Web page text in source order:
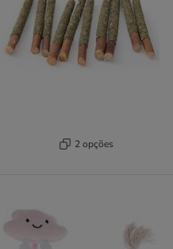
2 opções